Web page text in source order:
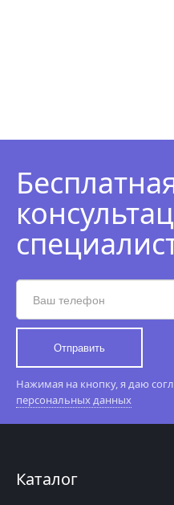
Отправить
Нажимая на кнопку, я даю
персональных данных
Каталог